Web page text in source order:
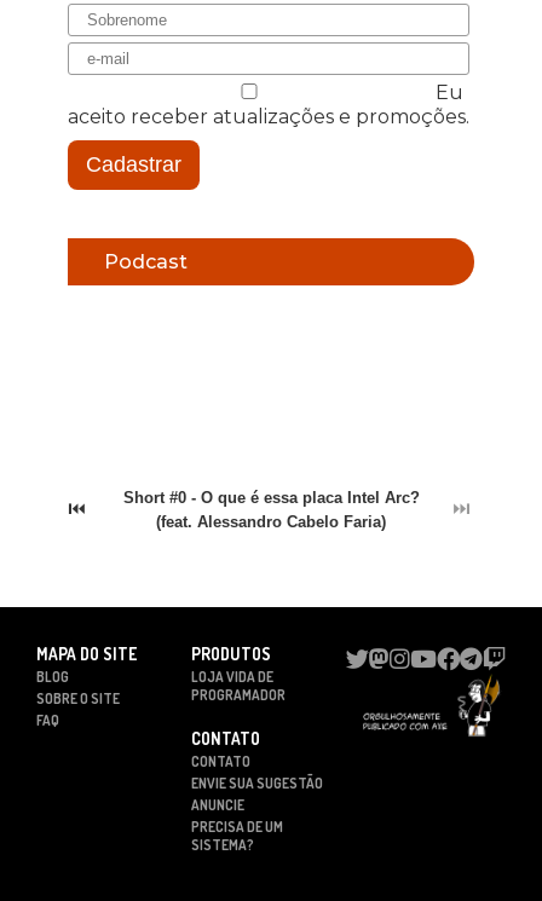
Eu
aceito receber atualizações e promoções.
Cadastrar
Podcast
⏮
Short #0 - O que é essa placa Intel Arc?
(feat. Alessandro Cabelo Faria)
⏭
MAPA DO SITE
BLOG
SOBRE O SITE
FAQ
PRODUTOS
LOJA VIDA DE
PROGRAMADOR
CONTATO
CONTATO
ENVIE SUA SUGESTÃO
ANUNCIE
PRECISA DE UM
SISTEMA?